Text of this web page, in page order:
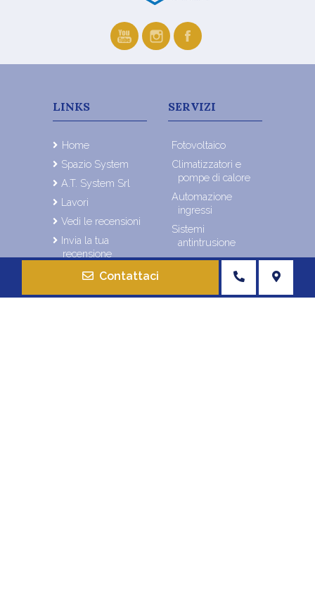
Contattaci
LINKS
Home
Spazio System
A.T. System Srl
Lavori
Vedi le recensioni
Invia la tua
recensione
Contatti
SERVIZI
Fotovoltaico
Climatizzatori e
pompe di calore
Automazione
ingressi
Sistemi
antintrusione
Impianti di
videosorveglianza
Videocitofonia e